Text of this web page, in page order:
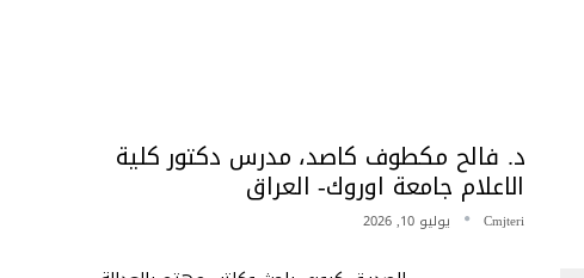
د. فالح مكطوف كاصد، مدرس دكتور كلية
الاعلام جامعة اوروك- العراق
Cmjteri يوليو 10, 2026